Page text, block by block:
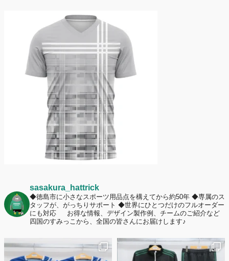
名前入りユニフォームで子どもの自信が「プラスになった」と感じた保
護者は約67%！「やや高いと感じたが納得して購入した」と価値を実感
する声も32.7%に！
2026年6月15日
応援ユニフォーム、約53％が「会場に一体感があってよい」と回答。チ
ームへの愛情が伝わる応援スタイルとは？
sasakura_hattrick
◆徳島市に小さなスポーツ用品点を構えてから約50年 ◆専属のス
タッフが、がっちりサポート ◆世界にひとつだけのフルオーダー
にも対応
お得な情報、デザイン製作例、チームのご紹介など
四国のすみっこから、全国の皆さんにお届けします♪